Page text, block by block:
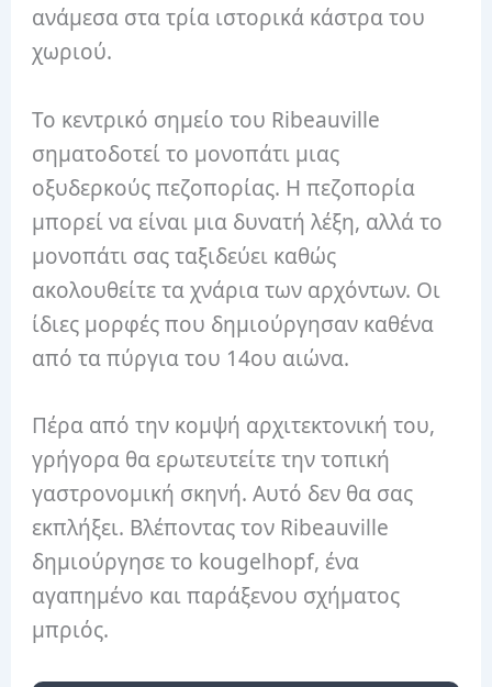
ανάμεσα στα τρία ιστορικά κάστρα του
χωριού.
Το κεντρικό σημείο του Ribeauville
σηματοδοτεί το μονοπάτι μιας
οξυδερκούς πεζοπορίας. Η πεζοπορία
μπορεί να είναι μια δυνατή λέξη, αλλά το
μονοπάτι σας ταξιδεύει καθώς
ακολουθείτε τα χνάρια των αρχόντων. Οι
ίδιες μορφές που δημιούργησαν καθένα
από τα πύργια του 14ου αιώνα.
Πέρα από την κομψή αρχιτεκτονική του,
γρήγορα θα ερωτευτείτε την τοπική
γαστρονομική σκηνή. Αυτό δεν θα σας
εκπλήξει. Βλέποντας τον Ribeauville
δημιούργησε το kougelhopf, ένα
αγαπημένο και παράξενου σχήματος
μπριός.